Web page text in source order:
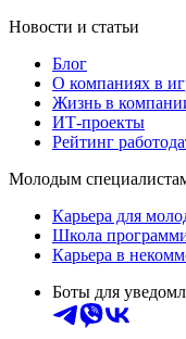
Новости и статьи
Блог
О компаниях в
Жизнь в
ИТ-проекты
Рейтинг
Молодым
Карьера для
Школа
Карьера в
Боты для